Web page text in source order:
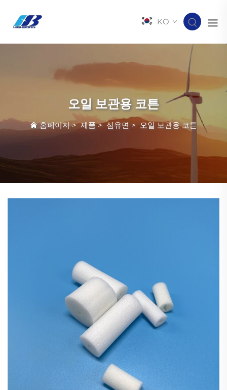
KO
오일 보관용 코튼
홈페이지>제품>섬유면 > 오일 보관용 코튼